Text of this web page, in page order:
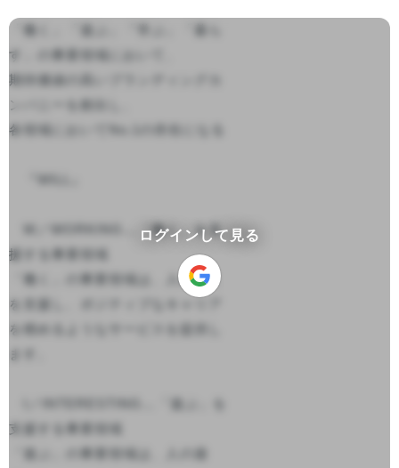
「働く」「遊ぶ」「学ぶ」「暮ら
す」の事業領域において、
期待価値の高いブランディングカ
ンパニーを創出し、
各領域においてNo.1の存在になる
W／WORKING…「働く」を支
援する事業領域
「働く」の事業領域は、人の働く
を支援し、ポジティブなキャリア
を積めるようなサービスを提供し
ます。
支援する事業領域
ログインして見る